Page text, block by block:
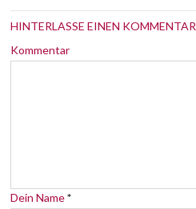
HINTERLASSE EINEN KOMMENTAR
Kommentar
Dein Name *